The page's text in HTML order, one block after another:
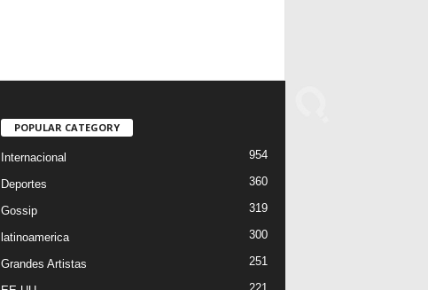
POPULAR CATEGORY
Internacional 954
Deportes 360
Gossip 319
latinoamerica 300
Grandes Artistas 251